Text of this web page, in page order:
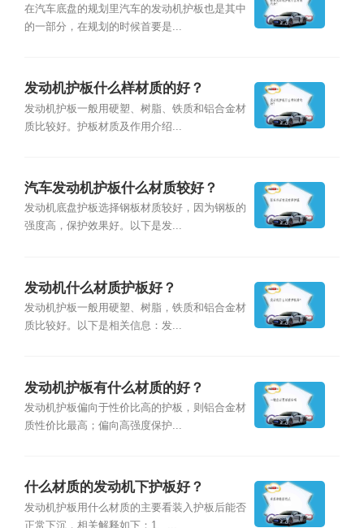
在汽车底盘的规划里汽车的发动机护板也是其中
的一部分，在规划的时候首要是...
发动机护板什么样材质的好？
发动机护板一般用硬塑、树脂、铁质和铝合金材
质比较好。护板材质及作用介绍...
汽车发动机护板什么材质较好？
发动机底盘护板选择钢板材质较好，因为钢板的
强度高，保护效果好。以下是发...
发动机什么材质护板好？
发动机护板一般用硬塑、树脂，铁质和铝合金材
质比较好。以下是相关信息：发...
发动机护板有什么材质的好？
发动机护板偏向于性价比高的护板，则铝合金材
质性价比最高；偏向高强度保护...
什么材质的发动机下护板好？
发动机护板用什么材质的主要看装入护板后能否
正常下沉，相关解释如下：1、...